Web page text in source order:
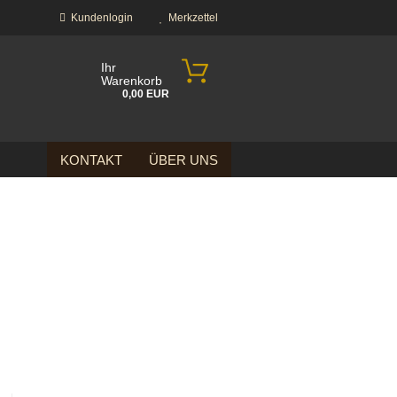
Kundenlogin Merkzettel
Ihr
Warenkorb
0,00 EUR
KONTAKT ÜBER UNS